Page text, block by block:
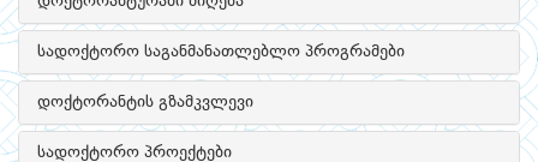
სადოქტორო საგანმანათლებლო პროგრამები
დოქტორანტის გზამკვლევი
სადოქტორო პროექტები